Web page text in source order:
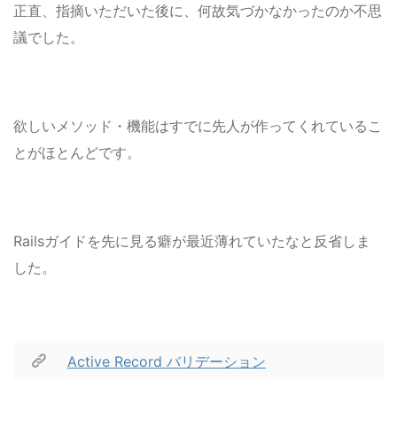
正直、指摘いただいた後に、何故気づかなかったのか不思
議でした。
欲しいメソッド・機能はすでに先人が作ってくれているこ
とがほとんどです。
Railsガイドを先に見る癖が最近薄れていたなと反省しま
した。
Active Record バリデーション